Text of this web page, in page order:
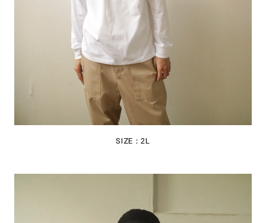
SIZE：2L